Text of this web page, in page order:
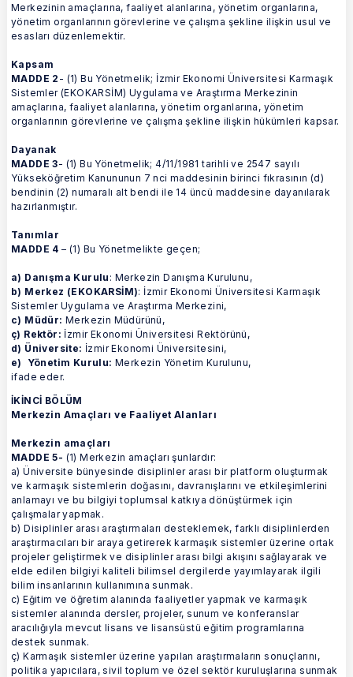
Merkezinin amaçlarına, faaliyet alanlarına, yönetim organlarına,
yönetim organlarının görevlerine ve çalışma şekline ilişkin usul ve
esasları düzenlemektir.
Kapsam
MADDE 2 - (1) Bu Yönetmelik; İzmir Ekonomi Üniversitesi Karmaşık
Sistemler (EKOKARSİM) Uygulama ve Araştırma Merkezinin
amaçlarına, faaliyet alanlarına, yönetim organlarına, yönetim
organlarının görevlerine ve çalışma şekline ilişkin hükümleri kapsar.
Dayanak
MADDE 3- (1) Bu Yönetmelik; 4/11/1981 tarihli ve 2547 sayılı
Yükseköğretim Kanununun 7 nci maddesinin birinci fıkrasının (d)
bendinin (2) numaralı alt bendi ile 14 üncü maddesine dayanılarak
hazırlanmıştır.
Tanımlar
MADDE 4 – (1) Bu Yönetmelikte geçen;
a) Danışma Kurulu : Merkezin Danışma Kurulunu,
b) Merkez (EKOKARSİM): İzmir Ekonomi Üniversitesi Karmaşık
Sistemler Uygulama ve Araştırma Merkezini,
c) Müdür: Merkezin Müdürünü,
ç) Rektör: İzmir Ekonomi Üniversitesi Rektörünü,
d) Üniversite: İzmir Ekonomi Üniversitesini,
e) Yönetim Kurulu: Merkezin Yönetim Kurulunu,
ifade eder.
İKİNCİ BÖLÜM
Merkezin Amaçları ve Faaliyet Alanları
Merkezin amaçları
MADDE 5- (1) Merkezin amaçları şunlardır:
a) Üniversite bünyesinde disiplinler arası bir platform oluşturmak
ve karmaşık sistemlerin doğasını, davranışlarını ve etkileşimlerini
anlamayı ve bu bilgiyi toplumsal katkıya dönüştürmek için
çalışmalar yapmak.
b) Disiplinler arası araştırmaları desteklemek, farklı disiplinlerden
araştırmacıları bir araya getirerek karmaşık sistemler üzerine ortak
projeler geliştirmek ve disiplinler arası bilgi akışını sağlayarak ve
elde edilen bilgiyi kaliteli bilimsel dergilerde yayımlayarak ilgili
bilim insanlarının kullanımına sunmak.
c) Eğitim ve öğretim alanında faaliyetler yapmak ve karmaşık
sistemler alanında dersler, projeler, sunum ve konferanslar
aracılığıyla mevcut lisans ve lisansüstü eğitim programlarına
destek sunmak.
ç) Karmaşık sistemler üzerine yapılan araştırmaların sonuçlarını,
politika yapıcılara, sivil toplum ve özel sektör kuruluşlarına sunmak